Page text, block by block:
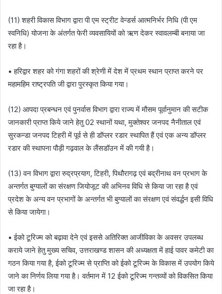
(11) शहरी विकास विभाग द्वारा पी एम स्ट्रीट वेन्डर्स आत्मनिर्भर निधि (पी एम
स्वनिधि) योजना के अंतर्गत फेरी व्यवसायियों को ऋण देकर स्वावलम्बी बनाया जा
रहा है।
• हरिद्वार शहर को गंगा शहरों की श्रेणी में देश में प्रथम स्थान प्राप्त करने पर
महामहिम राष्ट्रपति जी द्वारा पुरस्कृत किया गया।
(12) आपदा प्रबन्धन एवं पुनर्वास विभाग द्वारा राज्य में मौसम पूर्वानुमान की सटीक
जानकारी प्राप्त किये जाने हेतु 02 स्थानों यथा, मुक्तेश्वर जनपद नैनीताल एवं
सुरकन्डा जनपद टिहरी में पूर्व से ही डॉप्लर रडार स्थापित हैं एवं एक अन्य डॉप्लर
रडार की स्थापना पौड़ी गढ़वाल के लैंसडॉउन में की गयी है।
(13) वन विभाग द्वारा रुद्रप्रयाग, टिहरी, पिथौरागढ़ एवं बद्रीनाथ वन प्रभाग के
अन्तर्गत बुग्यालों का संरक्षण जियोजूट की अभिनव विधि से किया जा रहा है एवं
प्रदेश के अन्य वन प्रभागों के अन्तर्गत भी बुग्यालों का संरक्षण एवं संवर्द्धन इसी विधि
से किया जायेगा।
• ईको टूरिज्म को बढ़ावा देने एवं इससे अतिरिक्त आजीविका के अवसर उपलब्ध
कराये जाने हेतु मुख्य सचिव, उत्तराखण्ड शासन की अध्यक्षता में हाई पावर कमेटी का
गठन किया गया है, ईको टूरिज्म से प्राप्ति को ईको टूरिज्म के विकास में उपयोग किये
जाने का निर्णय लिया गया है। वर्तमान में 12 ईको टूरिज्म गन्तव्यों को विकसित किया
जा रहा है।